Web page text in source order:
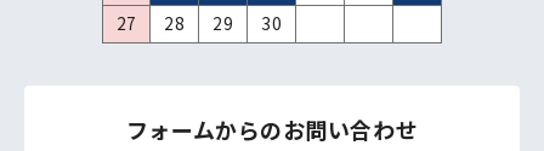
27
28 29 30
フォームからのお問い合わせ